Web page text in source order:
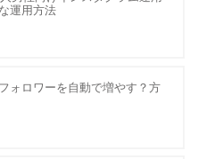
運用方法
ォロワーを自動で増やす？方